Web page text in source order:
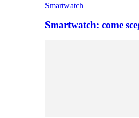
Smartwatch
Smartwatch: come